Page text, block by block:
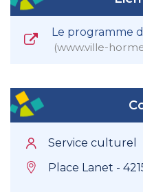
Le programme
www.ville-
Service culturel
Place Lanet -